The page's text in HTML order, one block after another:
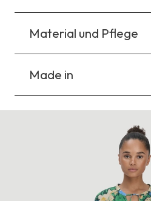
Material und Pflege
Made in